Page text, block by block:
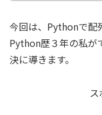
今回は、Pythonで配
Python歴３年の私が
決に導きます。